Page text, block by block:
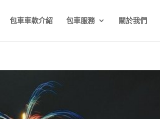
包車車款介紹 包車服務 關於我們